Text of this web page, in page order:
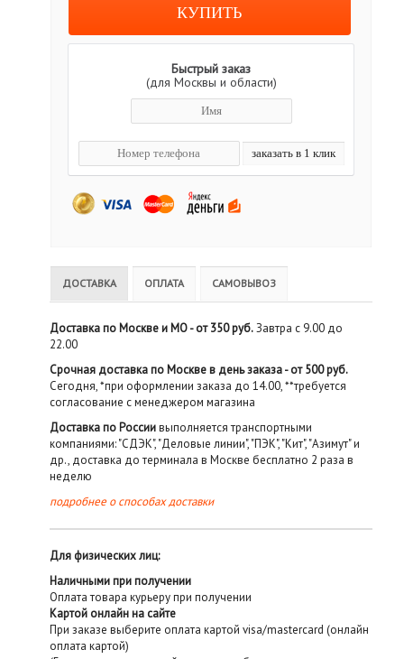
Быстрый заказ
(для Москвы и области)
ДОСТАВКА ОПЛАТА САМОВЫВОЗ
Доставка по Москве и МО - от 350 руб.Завтра с 9.00 до
22.00
Срочная доставка по Москве в день заказа - от 500 руб.
Сегодня, *при оформлении заказа до 14.00, **требуется
согласование с менеджером магазина
Доставка по Россиивыполняется транспортными
компаниями: "СДЭК", "Деловые линии", "ПЭК", "Кит", "Азимут" и
др., доставка до терминала в Москве бесплатно 2 раза в
неделю
подробнее о способах доставки
Для физических лиц:
Наличными при получении
Оплата товара курьеру при получении
Картой онлайн на сайте
При заказе выберите оплата картой visa/mastercard (онлайн
оплата картой)